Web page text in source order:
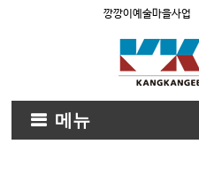
깡깡이예술마을사업
메뉴